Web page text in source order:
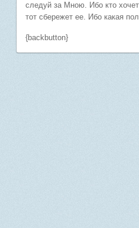
следуй за Мною. Ибо кто
тот сбережет ее. Ибо какая
{backbutton}